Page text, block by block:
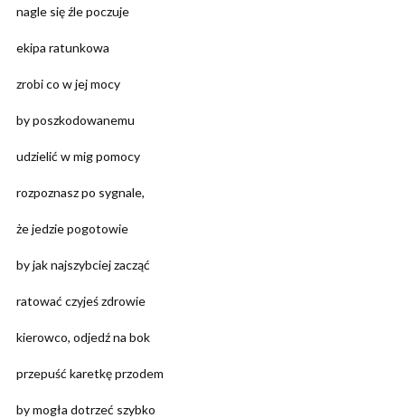
nagle się źle poczuje
ekipa ratunkowa
zrobi co w jej mocy
by poszkodowanemu
udzielić w mig pomocy
rozpoznasz po sygnale,
że jedzie pogotowie
by jak najszybciej zacząć
ratować czyjeś zdrowie
kierowco, odjedź na bok
przepuść karetkę przodem
by mogła dotrzeć szybko